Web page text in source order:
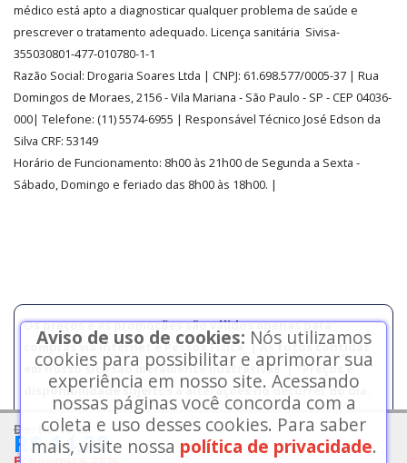
De: R$ 19,82
R$ 14,20
médico está apto a diagnosticar qualquer problema de saúde e
prescrever o tratamento adequado. Licença sanitária Sivisa-
355030801-477-010780-1-1
Razão Social: Drogaria Soares Ltda | CNPJ: 61.698.577/0005-37 | Rua
Domingos de Moraes, 2156-Vila Mariana - São Paulo - SP - CEP 04036-
000| Telefone: (11)5574-6955 | Responsável Técnico José Edson da
Silva CRF: 53149
Horário de Funcionamento: 8h00 às 21h00 de Segunda a Sexta -
Sábado, Domingo e feriado das 8h00 às 18h00. |
Os preços e as promoções são válidos apenas para
compras via internet e Pessoa Física. | As fotos contidas
em nosso site são meramente ilustrativas. | *Preços e
disponibilidade sujeitos a alterações no decorrer do dia.
Itens controlados somente retirada na loja, consulte
estoque em 11-5574 6955.
Aviso de uso de cookies: Nós utilizamos
cookies para possibilitar e aprimorar sua
experiência em nosso site. Acessando
nossas páginas você concorda com a
coleta e uso desses cookies. Para saber
mais, visite nossa política de privacidade.